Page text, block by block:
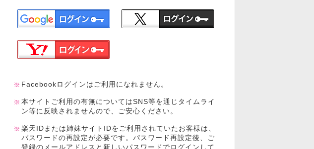
Facebookログインはご利用になれません。
本サイトご利用の有無についてはSNS等を通じタイムライ
ン等に反映されませんので、ご安心ください。
楽天IDまたは姉妹サイトIDをご利用されていたお客様は、
パスワードの再設定が必要です。パスワード再設定後、ご
登録のメールアドレスと新しいパスワードでログインして